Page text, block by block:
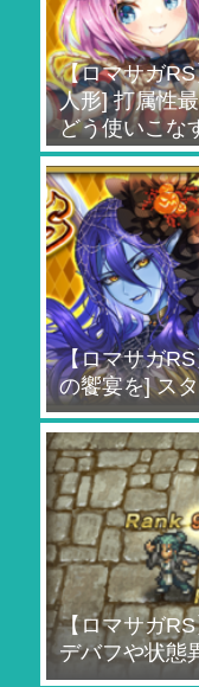
【ロマサガ
人形] 打属性
どう使いこな
【ロマサガ
の饗宴を] ス
【ロマサガ
デバフや状態